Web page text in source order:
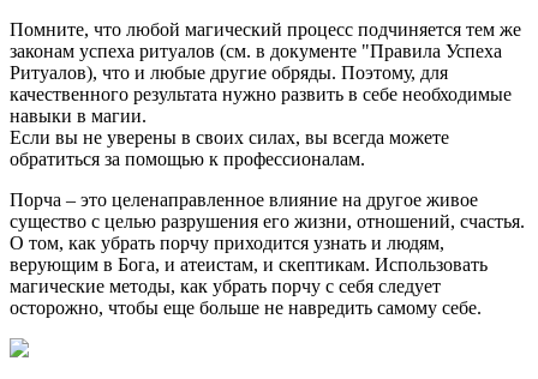
Помните, что любой магический процесс подчиняется тем же
законам успеха ритуалов (см. в документе "Правила Успеха
Ритуалов), что и любые другие обряды. Поэтому, для
качественного результата нужно развить в себе необходимые
навыки в магии.
Если вы не уверены в своих силах, вы всегда можете
обратиться за помощью к профессионалам.
Порча – это целенаправленное влияние на другое живое
существо с целью разрушения его жизни, отношений, счастья.
О том, как убрать порчу приходится узнать и людям,
верующим в Бога, и атеистам, и скептикам. Использовать
магические методы, как убрать порчу с себя следует
осторожно, чтобы еще больше не навредить самому себе.